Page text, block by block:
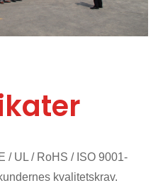
/ UL / RoHS / ISO 9001-
kvalitetskrav.